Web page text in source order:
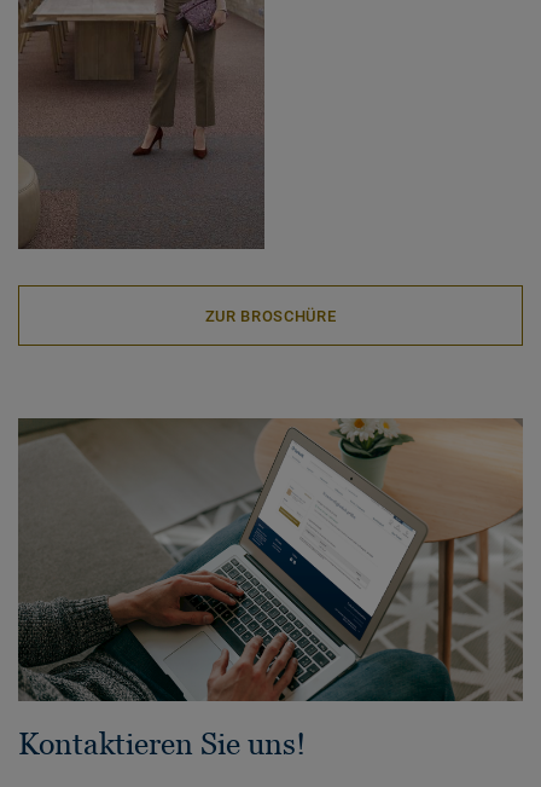
ZUR BROSCHÜRE
Kontaktieren Sie uns!